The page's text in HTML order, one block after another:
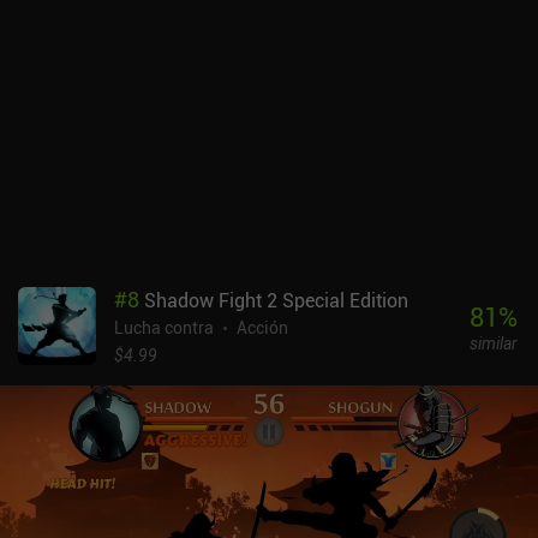
puedes vivir con la monetización y jugar 30-40 minutos seguidos,
el juego ofrece una experiencia de combate divertida y desafiante
que merece la pena probar.
#8 Shadow Fight 2 Special Edition
Lucha contra
Acción
$4.99
81%
similar